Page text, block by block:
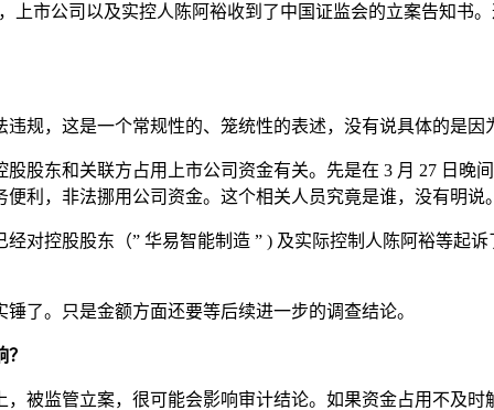
上市公司以及实控人陈阿裕收到了中国证监会的立案告知书
规，这是一个常规性的、笼统性的表述，没有说具体的是因
股东和关联方占用上市公司资金有关。先是在 3 月 27 日晚
利，非法挪用公司资金。这个相关人员究竟是谁，没有明说
对控股股东（” 华易智能制造 ” ) 及实际控制人陈阿裕等起
了。只是金额方面还要等后续进一步的调查结论。
被监管立案，很可能会影响审计结论。如果资金占用不及